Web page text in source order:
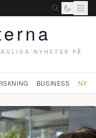
NYHETER PÅ
BUSINESS